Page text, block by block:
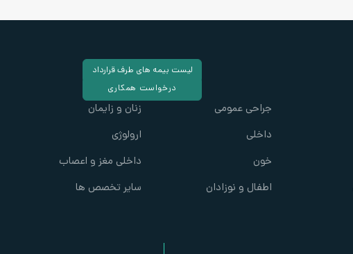
لیست بیمه های طرف قرارداد
درخواست همکاری
جراحی عمومی
داخلی
خون
اطفال و نوزادان
زنان و زایمان
ارولوژی
داخلی مغز و اعصاب
سایر تخصص ها